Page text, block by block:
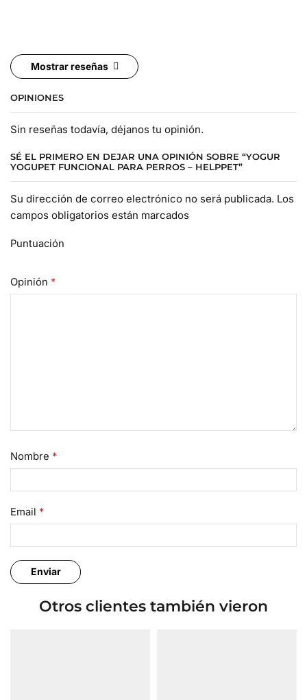
Mostrar reseñas
OPINIONES
Sin reseñas todavía, déjanos tu opinión.
SÉ EL PRIMERO EN DEJAR UNA OPINIÓN SOBRE “YOGUR
YOGUPET FUNCIONAL PARA PERROS – HELPPET”
Su dirección de correo electrónico no será publicada. Los
campos obligatorios están marcados
Puntuación
Opinión *
Nombre *
Email *
Otros clientes también vieron